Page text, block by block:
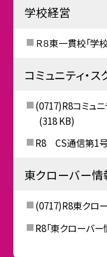
学校経営
Ｒ８東一貫校「学
コミュニティ・
(0717)R8コミュニ
(318 KB)
R8 CS通信第1号
東クローバー情
(0717)R8東クロ
R8「東クローバ